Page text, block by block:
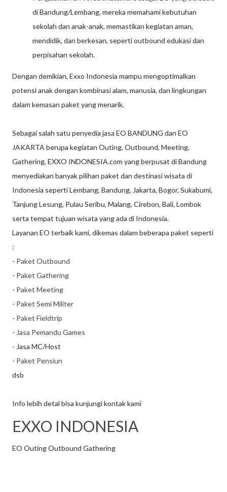
di Bandung/Lembang, mereka memahami kebutuhan
sekolah dan anak-anak, memastikan kegiatan aman,
mendidik, dan berkesan, seperti outbound edukasi dan
perpisahan sekolah.
Dengan demikian, Exxo Indonesia mampu mengoptimalkan
potensi anak dengan kombinasi alam, manusia, dan lingkungan
dalam kemasan paket yang menarik.
Sebagai salah satu penyedia jasa EO BANDUNG dan EO
JAKARTA berupa kegiatan Outing, Outbound, Meeting,
Gathering, EXXO INDONESIA.com yang berpusat di Bandung
menyediakan banyak pilihan paket dan destinasi wisata di
Indonesia seperti Lembang, Bandung, Jakarta, Bogor, Sukabumi,
Tanjung Lesung, Pulau Seribu, Malang, Cirebon, Bali, Lombok
serta tempat tujuan wisata yang ada di Indonesia.
Layanan EO terbaik kami, dikemas dalam beberapa paket seperti
:
- Paket Outbound
- Paket Gathering
- Paket Meeting
- Paket Semi Militer
- Paket Fieldtrip
- Jasa Pemandu Games
- Jasa MC/Host
- Paket Pensiun
dsb
Info lebih detal bisa kunjungi kontak kami
EXXO INDONESIA
EO Outing Outbound Gathering